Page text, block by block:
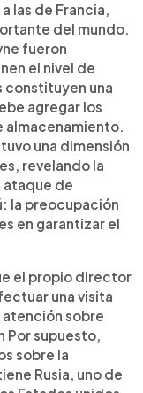
las de Francia,
del mundo.
fueron
el nivel de
constituyen una
agregar los
almacenamiento.
una dimensión
revelando la
ataque de
la preocupación
en garantizar el
el propio director
una visita
atención sobre
Por supuesto,
sobre la
Rusia, uno de